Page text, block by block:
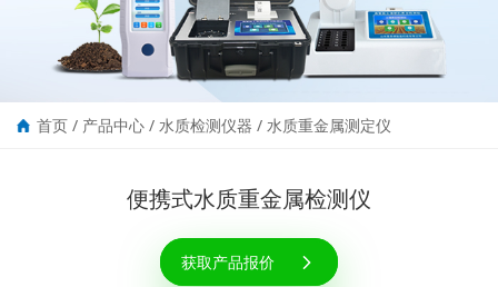
首页 / 产品中心 / 水质检测仪器 / 水质重金属测定仪
便携式水质重金属检测仪
获取产品报价